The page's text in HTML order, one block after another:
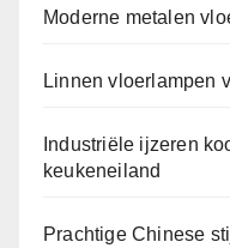
Moderne metalen
Linnen vloerlampen
Industriële ijzeren
keukeneiland
Prachtige Chinese